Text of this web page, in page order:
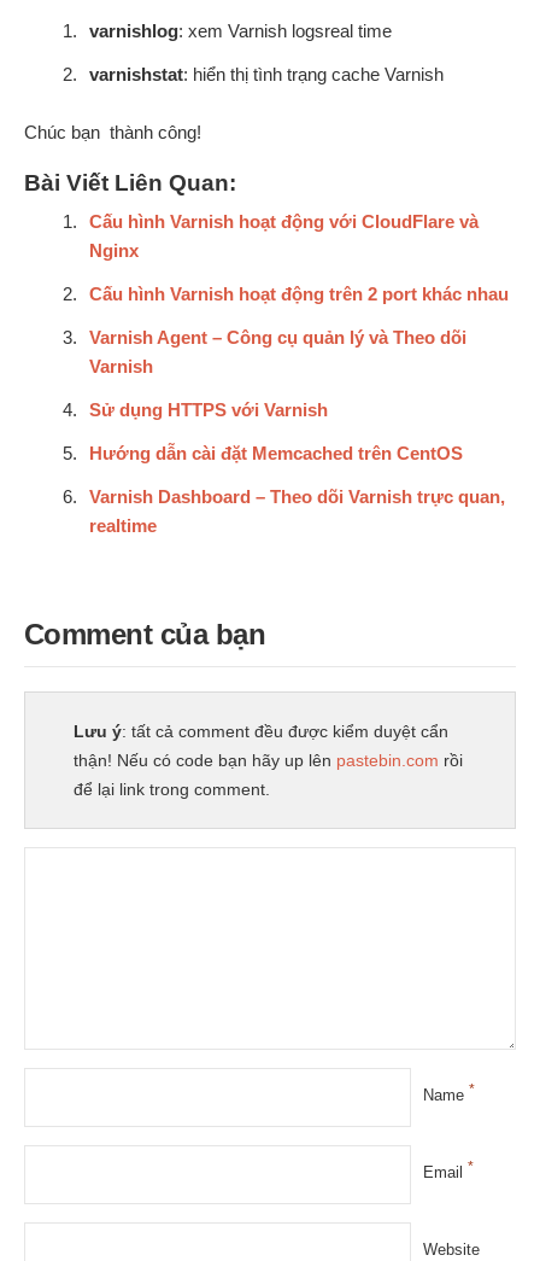
varnishlog: xem Varnish logsreal time
varnishstat: hiển thị tình trạng cache Varnish
Chúc bạn thành công!
Bài Viết Liên Quan:
Cấu hình Varnish hoạt động với CloudFlare và
Nginx
Cấu hình Varnish hoạt động trên 2 port khác nhau
Varnish Agent – Công cụ quản lý và Theo dõi
Varnish
Sử dụng HTTPS với Varnish
Hướng dẫn cài đặt Memcached trên CentOS
Varnish Dashboard – Theo dõi Varnish trực quan,
realtime
Comment của bạn
Lưu ý: tất cả comment đều được kiểm duyệt cẩn
thận! Nếu có code bạn hãy up lên pastebin.com rồi
để lại link trong comment.
Name *
Email *
Website